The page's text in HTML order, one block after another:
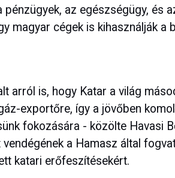
pénzügyek, az egészségügy, és
magyar cégek is kihasználják a
arról is, hogy Katar a világ
exportőre, így a jövőben
fokozására - közölte Havasi
a Hamasz által
katari erőfeszítésekért.